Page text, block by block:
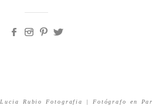
Lucia Rubio Fotografia | Fotógrafo en